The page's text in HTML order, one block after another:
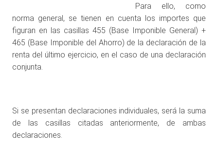
Para ello, como
norma general, se tienen en cuenta los importes que
figuran en las casillas 455 (Base Imponible General) +
465 (Base Imponible del Ahorro) de la declaración de la
renta del último ejercicio, en el caso de una declaración
conjunta.
Si se presentan declaraciones individuales, será la suma
de las casillas citadas anteriormente, de ambas
declaraciones.